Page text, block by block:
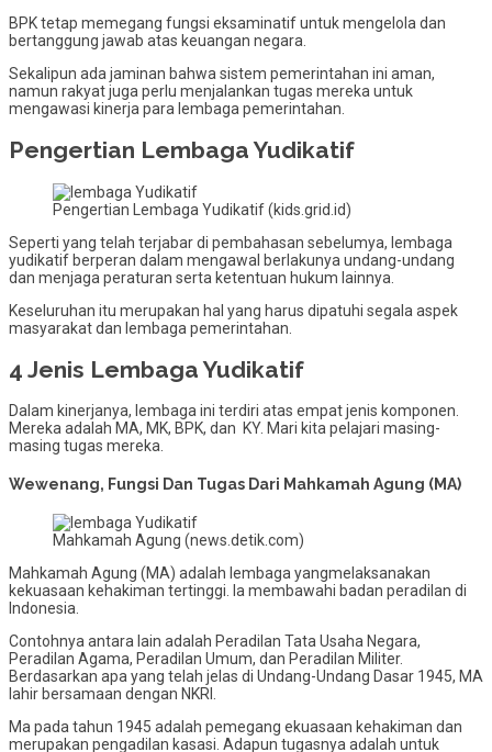
BPK tetap memegang fungsi eksaminatif untuk mengelola dan
bertanggung jawab atas keuangan negara.
Sekalipun ada jaminan bahwa sistem pemerintahan ini aman,
namun rakyat juga perlu menjalankan tugas mereka untuk
mengawasi kinerja para lembaga pemerintahan.
Pengertian Lembaga Yudikatif
Pengertian Lembaga Yudikatif (kids.grid.id)
Seperti yang telah terjabar di pembahasan sebelumya, lembaga
yudikatif berperan dalam mengawal berlakunya undang-undang
dan menjaga peraturan serta ketentuan hukum lainnya.
Keseluruhan itu merupakan hal yang harus dipatuhi segala aspek
masyarakat dan lembaga pemerintahan.
4 Jenis Lembaga Yudikatif
Dalam kinerjanya, lembaga ini terdiri atas empat jenis komponen.
Mereka adalah MA, MK, BPK, dan KY. Mari kita pelajari masing-
masing tugas mereka.
Wewenang, Fungsi Dan Tugas Dari Mahkamah Agung (MA)
Mahkamah Agung (news.detik.com)
Mahkamah Agung (MA) adalah lembaga yangmelaksanakan
kekuasaan kehakiman tertinggi. Ia membawahi badan peradilan di
Indonesia.
Contohnya antara lain adalah Peradilan Tata Usaha Negara,
Peradilan Agama, Peradilan Umum, dan Peradilan Militer.
Berdasarkan apa yang telah jelas di Undang-Undang Dasar 1945, MA
lahir bersamaan dengan NKRI.
Ma pada tahun 1945 adalah pemegang ekuasaan kehakiman dan
merupakan pengadilan kasasi. Adapun tugasnya adalah untuk